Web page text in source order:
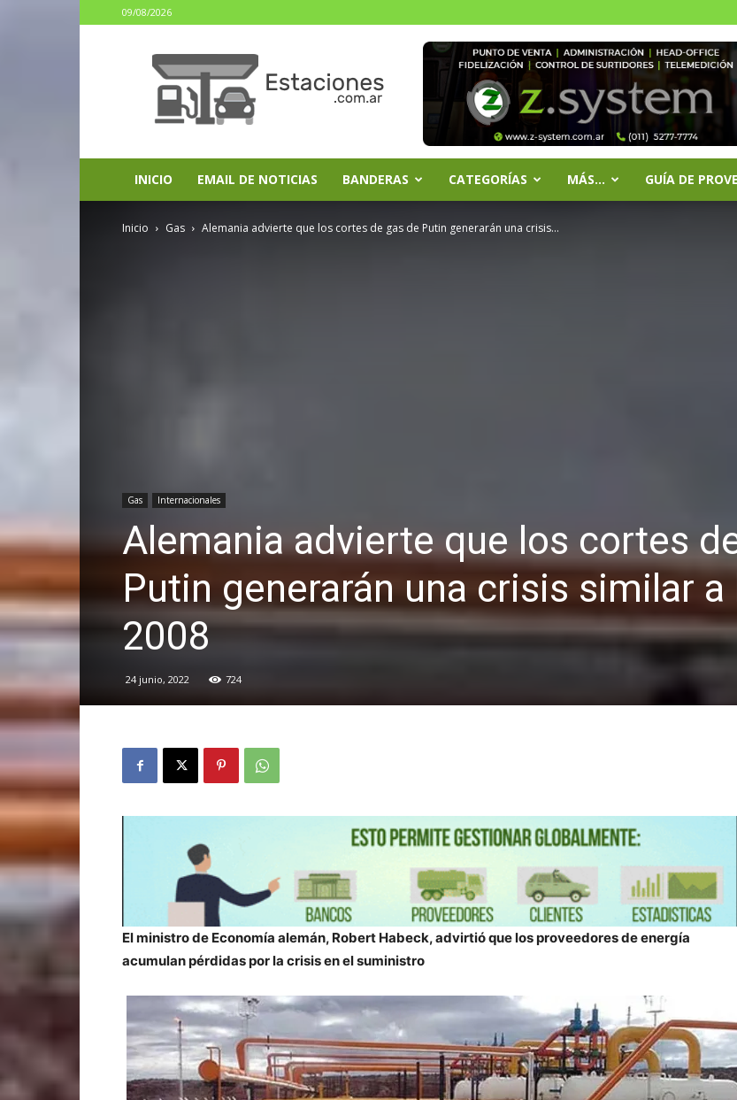
09/08/2026
INICIO EMAIL DE NOTICIAS BANDERAS CATEGORÍAS MÁS… GUÍA DE
Inicio Gas Alemania advierte que los cortes de gas de Putin generarán una crisis...
Gas Internacionales
Alemania advierte que los cortes
Putin generarán una crisis similar a
2008
24 junio, 2022 724
El ministro de Economía alemán, Robert Habeck, advirtió que los proveedores de energía
acumulan pérdidas por la crisis en el suministro